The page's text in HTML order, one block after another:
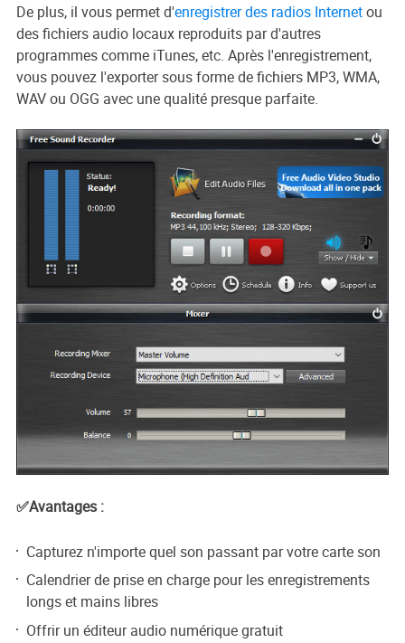
De plus, il vous permet d'enregistrer des radios Internetou
des fichiers audio locaux reproduits par d'autres
programmes comme iTunes, etc. Après l'enregistrement,
vous pouvez l'exporter sous forme de fichiers MP3, WMA,
WAV ou OGG avec une qualité presque parfaite.
✅Avantages :
Capturez n'importe quel son passant par votre carte son
Calendrier de prise en charge pour les enregistrements
longs et mains libres
Offrir un éditeur audio numérique gratuit